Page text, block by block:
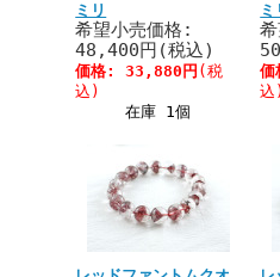
ミリ
希望小売価格:
48,400円(税込)
価格:33,880円 (税
込)
在庫 1個
ミ